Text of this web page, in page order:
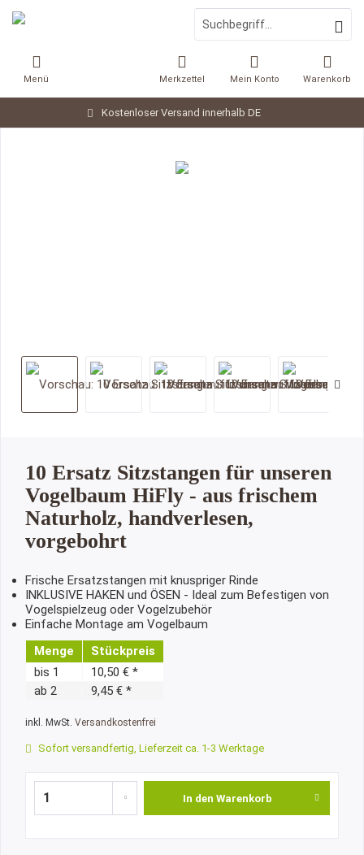
Kostenloser Versand innerhalb DE
Warenkorb
Merkzettel Mein Konto
Menü
10 Ersatz Sitzstangen für unseren
Vogelbaum HiFly - aus frischem
Naturholz, handverlesen,
vorgebohrt
Frische Ersatzstangen mit knuspriger Rinde
INKLUSIVE HAKEN und ÖSEN - Ideal zum Befestigen von
Vogelspielzeug oder Vogelzubehör
Einfache Montage am Vogelbaum
Menge
Stückpreis
bis 1
10,50 € *
ab 2 9,45 € *
inkl. MwSt. Versandkostenfrei
Sofort versandfertig, Lieferzeit ca. 1-3 Werktage
In den Warenkorb